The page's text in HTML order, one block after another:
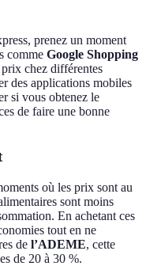
prenez un moment
comme Google Shopping
chez différentes
des applications mobiles
si vous obtenez le
de faire une bonne
où les prix sont au
sont moins
En achetant ces
tout en ne
de l’ADEME, cette
de 20 à 30 %.